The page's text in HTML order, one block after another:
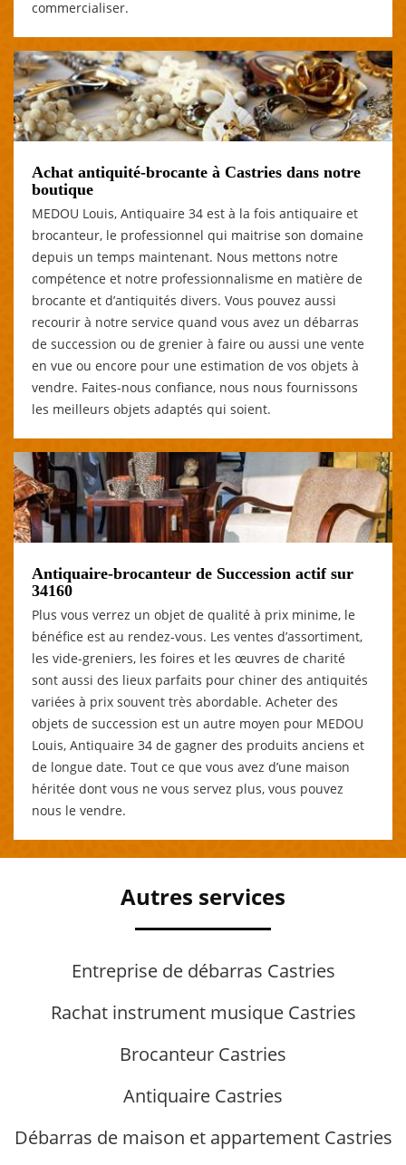
commercialiser.
Achat antiquité-brocante à Castries dans notre
boutique
MEDOU Louis, Antiquaire 34 est à la fois antiquaire et
brocanteur, le professionnel qui maitrise son domaine
depuis un temps maintenant. Nous mettons notre
compétence et notre professionnalisme en matière de
brocante et d’antiquités divers. Vous pouvez aussi
recourir à notre service quand vous avez un débarras
de succession ou de grenier à faire ou aussi une vente
en vue ou encore pour une estimation de vos objets à
vendre. Faites-nous confiance, nous nous fournissons
les meilleurs objets adaptés qui soient.
Antiquaire-brocanteur de Succession actif sur
34160
Plus vous verrez un objet de qualité à prix minime, le
bénéfice est au rendez-vous. Les ventes d’assortiment,
les vide-greniers, les foires et les œuvres de charité
sont aussi des lieux parfaits pour chiner des antiquités
variées à prix souvent très abordable. Acheter des
objets de succession est un autre moyen pour MEDOU
Louis, Antiquaire 34 de gagner des produits anciens et
de longue date. Tout ce que vous avez d’une maison
héritée dont vous ne vous servez plus, vous pouvez
nous le vendre.
Autres services
Entreprise de débarras Castries
Rachat instrument musique Castries
Brocanteur Castries
Antiquaire Castries
Débarras de maison et appartement Castries